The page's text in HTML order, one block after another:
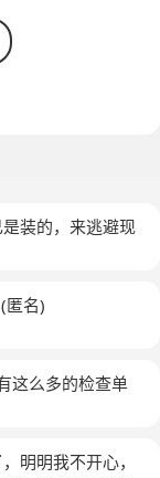
装的，来逃避现
(匿名)
这么多的检查单
明明我不开心，